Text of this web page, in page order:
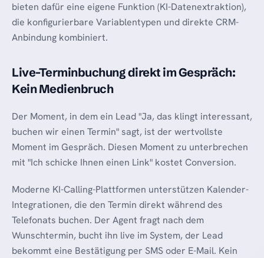
bieten dafür eine eigene Funktion (KI-Datenextraktion),
die konfigurierbare Variablentypen und direkte CRM-
Anbindung kombiniert.
Live-Terminbuchung direkt im Gespräch:
Kein Medienbruch
Der Moment, in dem ein Lead "Ja, das klingt interessant,
buchen wir einen Termin" sagt, ist der wertvollste
Moment im Gespräch. Diesen Moment zu unterbrechen
mit "Ich schicke Ihnen einen Link" kostet Conversion.
Moderne KI-Calling-Plattformen unterstützen Kalender-
Integrationen, die den Termin direkt während des
Telefonats buchen. Der Agent fragt nach dem
Wunschtermin, bucht ihn live im System, der Lead
bekommt eine Bestätigung per SMS oder E-Mail. Kein